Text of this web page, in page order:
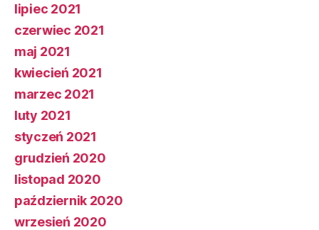
lipiec 2021
czerwiec 2021
maj 2021
kwiecień 2021
marzec 2021
luty 2021
styczeń 2021
grudzień 2020
listopad 2020
październik 2020
wrzesień 2020